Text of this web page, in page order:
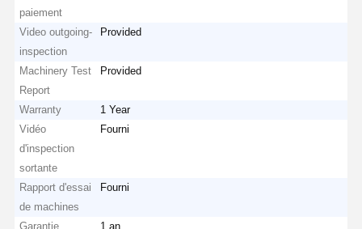
paiement
Video outgoing-
inspection
Provided
Machinery Test
Report
Provided
Warranty
1 Year
Vidéo
d'inspection
sortante
Fourni
Rapport d'essai
de machines
Fourni
Garantie
1 an